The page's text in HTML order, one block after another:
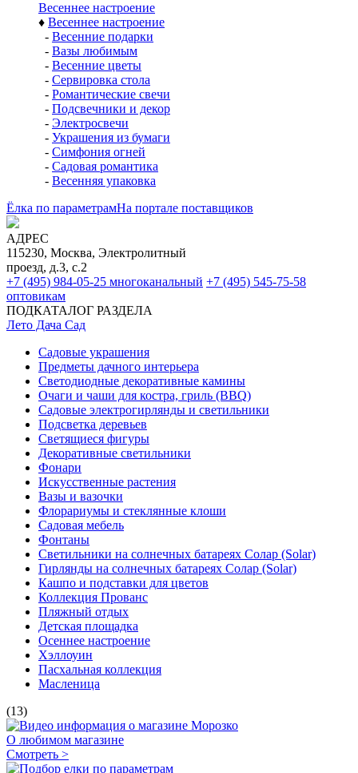
Весеннее настроение
♦ Весеннее настроение
- Весенние подарки
- Вазы любимым
- Весенние цветы
- Сервировка стола
- Романтические свечи
- Подсвечники и декор
- Электросвечи
- Украшения из бумаги
- Симфония огней
- Садовая романтика
- Весенняя упаковка
Ёлка по параметрамНа портале поставщиков
АДРЕС
115230, Москва, Электролитный
проезд, д.3, с.2
+7 (495) 984-05-25 многоканальный +7 (495) 545-75-58
оптовикам
ПОДКАТАЛОГ РАЗДЕЛА
Лето Дача Сад
Садовые украшения
Предметы дачного интерьера
Светодиодные декоративные камины
Очаги и чаши для костра, гриль (BBQ)
Садовые электрогирлянды и светильники
Подсветка деревьев
Светящиеся фигуры
Декоративные светильники
Фонари
Искусственные растения
Вазы и вазочки
Флорариумы и стеклянные клоши
Садовая мебель
Фонтаны
Светильники на солнечных батареях Солар (Solar)
Гирлянды на солнечных батареях Солар (Solar)
Кашпо и подставки для цветов
Коллекция Прованс
Пляжный отдых
Детская площадка
Осеннее настроение
Хэллоуин
Пасхальная коллекция
Масленица
(13)
О любимом магазине
Смотреть >